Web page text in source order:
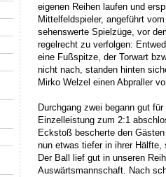
eigenen Reihen laufen und
Mittelfeldspieler, angeführt
sehenswerte Spielzüge, vor
regelrecht zu verfolgen:
eine Fußspitze, der Torwart
nicht nach, standen hinten
Mirko Welzel einen Abpraller
Durchgang zwei begann gut
Einzelleistung zum 2:1
Eckstoß bescherte den
nun etwas tiefer in ihrer
Der Ball lief gut in unseren
Auswärtsmannschaft. Nach